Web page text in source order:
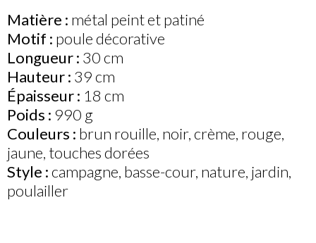
Matière : métal peint et patiné
Motif : poule décorative
Longueur : 30 cm
Hauteur : 39 cm
Épaisseur : 18 cm
Poids : 990 g
Couleurs : brun rouille, noir, crème, rouge,
jaune, touches dorées
Style :campagne, basse-cour, nature, jardin,
poulailler